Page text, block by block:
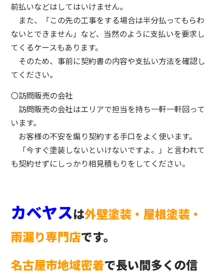
前払いなどはしてはいけません。
また、「この先の工事をする場合は半分払ってもらわ
ないとできません」など、当然のように支払いを要求し
てくるケースもあります。
そのため、事前に契約書の内容や支払い方法を確認し
てください。
〇訪問販売の会社
訪問販売の会社はエリアで担当を持ち一軒一軒回って
います。
お客様の不安を煽り契約する手口をよく使います。
「今すぐ塗装しないといけないですよ。」と言われて
も契約せずにしっかり相見積もりをしてください。
カベヤスは外壁塗装・屋根塗装・
雨漏り専門店です。
名古屋市地域密着で長い間多くの信